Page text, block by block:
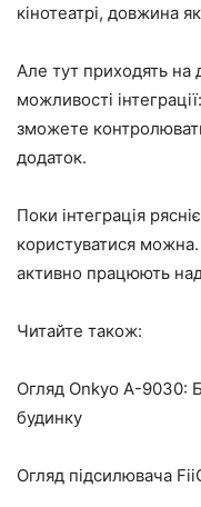
кінотеатрі, довжина
Але тут приходять на
можливості
зможете
додаток.
Поки інтеграція
користуватися
активно працюють
Читайте також:
Огляд Onkyo A-9030:
будинку
Огляд підсилювача